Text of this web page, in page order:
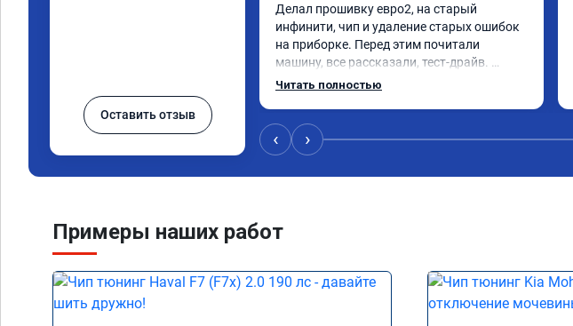
Оставить отзыв
Делал прошивку евро2, на старый
инфинити, чип и удаление старых ошибок
на приборке. Перед этим почитали
машину, все рассказали, тест-драйв.
Результатом доволен, расход упал,
Читать полностью
‹ ›
Примеры наших работ